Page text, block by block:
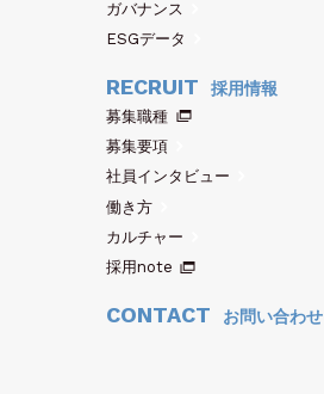
ガバナンス
ESGデータ
RECRUIT 採用情報
募集職種
募集要項
社員インタビュー
働き方
カルチャー
採用note
CONTACT お問い合わせ